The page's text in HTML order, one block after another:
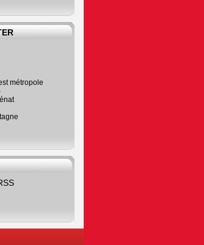
métropole